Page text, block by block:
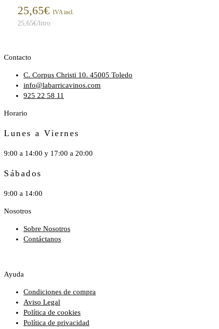
25,65€ IVA incl.
25,65€/litro
Contacto
C. Corpus Christi 10. 45005 Toledo
info@labarricavinos.com
925 22 58 11
Horario
Lunes a Viernes
9:00 a 14:00 y 17:00 a 20:00
Sábados
9:00 a 14:00
Nosotros
Sobre Nosotros
Contáctanos
Ayuda
Condiciones de compra
Aviso Legal
Política de cookies
Política de privacidad